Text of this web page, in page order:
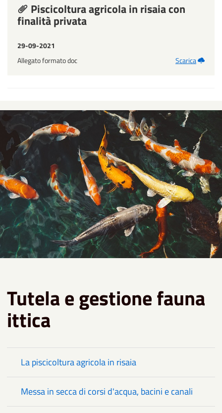
Piscicoltura agricola in risaia con
finalità privata
29-09-2021
Allegato formato doc
Scarica
Tutela e gestione fauna
ittica
La piscicoltura agricola in risaia
Messa in secca di corsi d'acqua, bacini e canali